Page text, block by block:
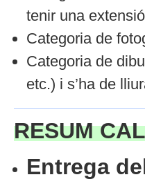
tenir una
Categoria de
Categoria de
etc.) i s’ha de
RESUM
Entrega